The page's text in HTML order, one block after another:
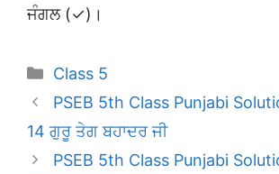
ਜੰਗਲ (✓)।
Categories
Class 5
PSEB 5th Class Punjabi
14 ਗੁਰੂ ਤੇਗ ਬਹਾਦਰ ਜੀ
PSEB 5th Class Punjabi